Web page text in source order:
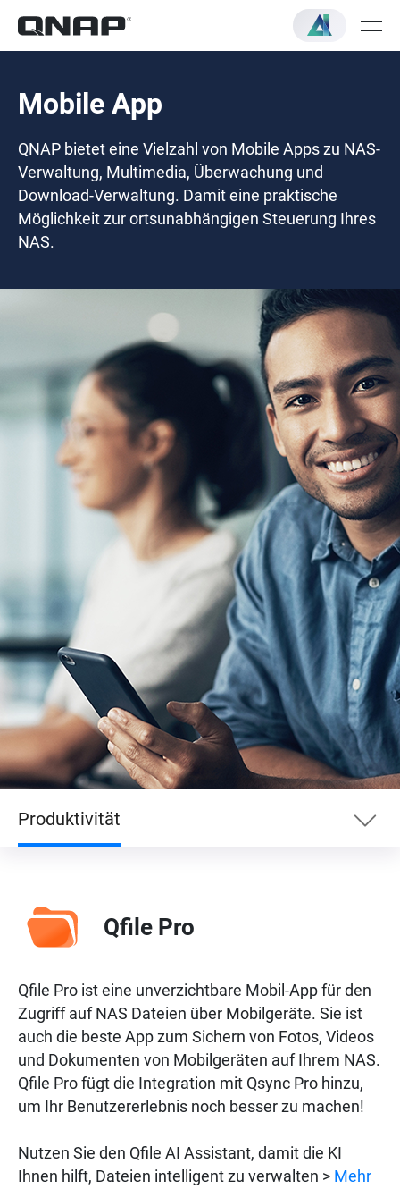
Mobile App
QNAP bietet eine Vielzahl von Mobile Apps zu NAS-
Verwaltung, Multimedia, Überwachung und
Download-Verwaltung. Damit eine praktische
Möglichkeit zur ortsunabhängigen Steuerung Ihres
NAS.
Produktivität
Unterhaltung
Überwachung
Netzwerk
Qfile Pro
Qfile Pro ist eine unverzichtbare Mobil-App für den
Zugriff auf NAS Dateien über Mobilgeräte. Sie ist
auch die beste App zum Sichern von Fotos, Videos
und Dokumenten von Mobilgeräten auf Ihrem NAS.
Qfile Pro fügt die Integration mit Qsync Pro hinzu,
um Ihr Benutzererlebnis noch besser zu machen!
Nutzen Sie den Qfile AI Assistant, damit die KI
Ihnen hilft, Dateien intelligent zu verwalten > Mehr